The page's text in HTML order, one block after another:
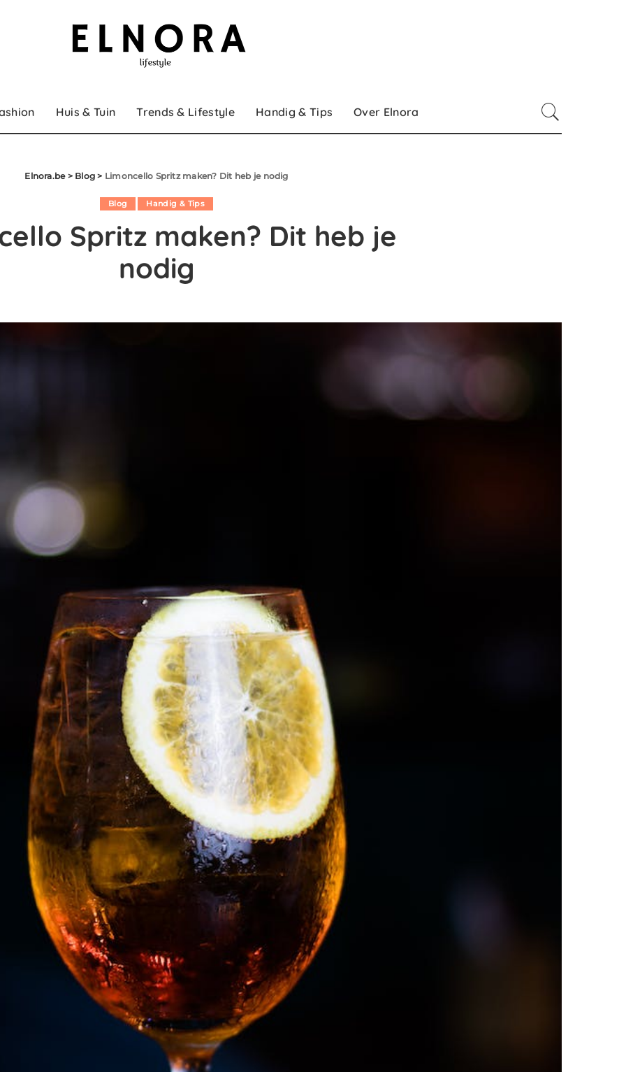
Huis & Tuin Trends & Lifestyle Handig & Tips Over Elnora
Elnora.be> Blog > Limoncello Spritz maken? Dit heb je nodig
Blog Handig & Tips
Spritz maken? Dit heb je
nodig